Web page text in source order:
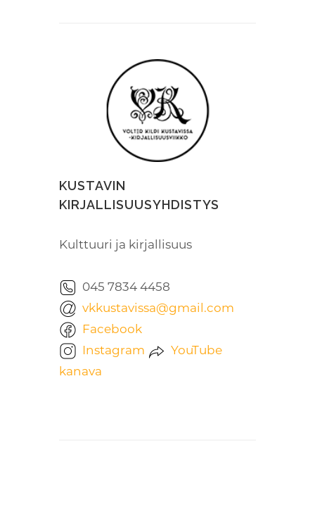
KUSTAVIN
KIRJALLISUUSYHDISTYS
Kulttuuri ja kirjallisuus
045 7834 4458
vkkustavissa@gmail.com
Facebook
Instagram
YouTube
kanava